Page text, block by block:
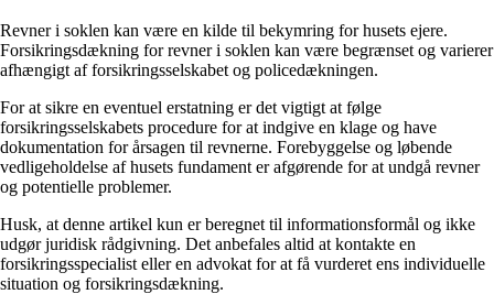
Revner i soklen kan være en kilde til bekymring for husets ejere.
Forsikringsdækning for revner i soklen kan være begrænset og varierer
afhængigt af forsikringsselskabet og policedækningen.
For at sikre en eventuel erstatning er det vigtigt at følge
forsikringsselskabets procedure for at indgive en klage og have
dokumentation for årsagen til revnerne. Forebyggelse og løbende
vedligeholdelse af husets fundament er afgørende for at undgå revner
og potentielle problemer.
Husk, at denne artikel kun er beregnet til informationsformål og ikke
udgør juridisk rådgivning. Det anbefales altid at kontakte en
forsikringsspecialist eller en advokat for at få vurderet ens individuelle
situation og forsikringsdækning.